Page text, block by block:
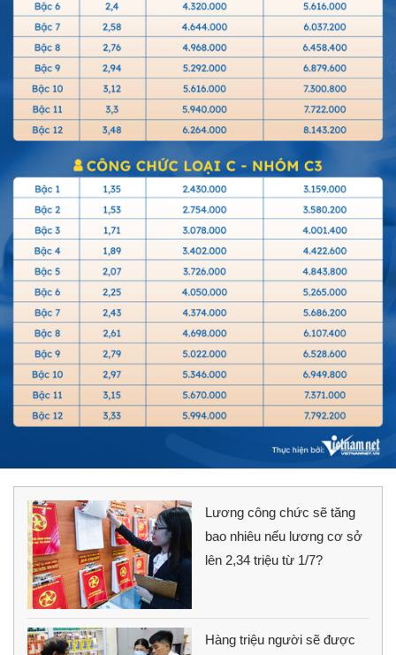
Lương công chức sẽ tăng
bao nhiêu nếu lương cơ sở
lên 2,34 triệu từ 1/7?
Hàng triệu người sẽ được